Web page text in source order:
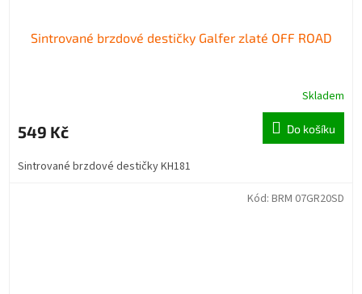
Sintrované brzdové destičky Galfer zlaté OFF ROAD
Skladem
549 Kč Do košíku
Sintrované brzdové destičky KH181
Kód: BRM 07GR20SD